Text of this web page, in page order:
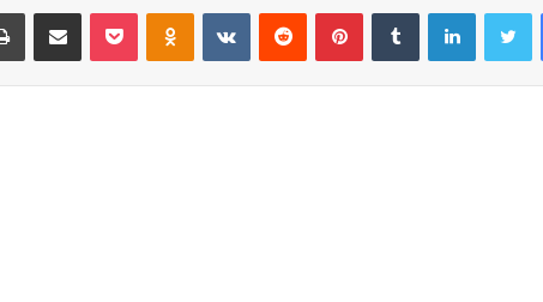
فيسبوك تويتر لينكدإن بينتيريست Odnoklassniki
بوكيت مشاركة عبر البريد